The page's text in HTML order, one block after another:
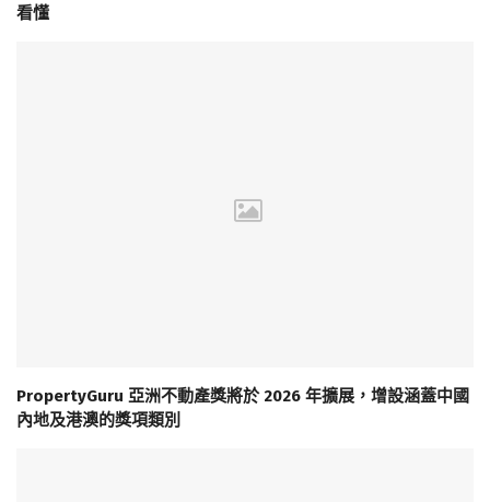
看懂
PropertyGuru 亞洲不動產獎將於 2026 年擴展，增設涵蓋中國
內地及港澳的獎項類別